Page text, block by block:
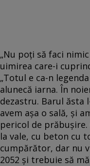
„Nu poţi să faci
uimirea care-i
„Totul e ca-n
alunecă iarna. În
dezastru. Barul ăsta
avem aşa o sală, şi
pericol de
la vale, cu beton cu
cumpărător, dar nu
2052 şi trebuie să